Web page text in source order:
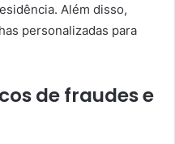
Além disso,
personalizadas para
de fraudes e